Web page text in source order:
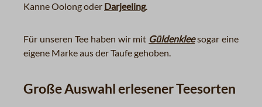
Kanne Oolong oder Darjeeling.
Für unseren Tee haben wir mit Güldenkleesogar eine
eigene Marke aus der Taufe gehoben.
Große Auswahl erlesener Teesorten